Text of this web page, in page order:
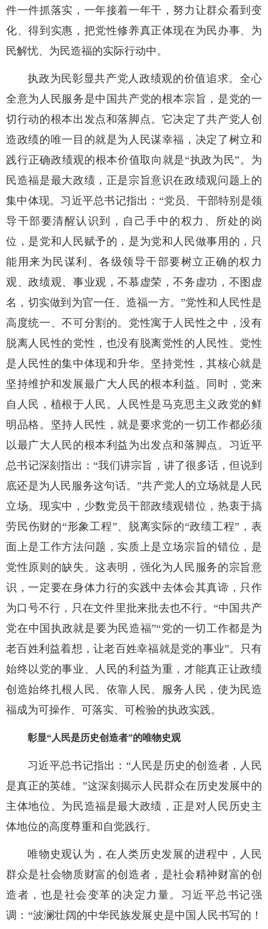
件一件抓落实，一年接着一年干，努力让群众看到变
化、得到实惠，把党性修养真正体现在为民办事、为
民解忧、为民造福的实际行动中。
执政为民彰显共产党人政绩观的价值追求。全心
全意为人民服务是中国共产党的根本宗旨，是党的一
切行动的根本出发点和落脚点。它决定了共产党人创
造政绩的唯一目的就是为人民谋幸福，决定了树立和
践行正确政绩观的根本价值取向就是“执政为民”。为
民造福是最大政绩，正是宗旨意识在政绩观问题上的
集中体现。习近平总书记指出：“党员、干部特别是领
导干部要清醒认识到，自己手中的权力、所处的岗
位，是党和人民赋予的，是为党和人民做事用的，只
能用来为民谋利。各级领导干部要树立正确的权力
观、政绩观、事业观，不慕虚荣，不务虚功，不图虚
名，切实做到为官一任、造福一方。”党性和人民性是
高度统一、不可分割的。党性寓于人民性之中，没有
脱离人民性的党性，也没有脱离党性的人民性。党性
是人民性的集中体现和升华。坚持党性，其核心就是
坚持维护和发展最广大人民的根本利益。同时，党来
自人民，植根于人民。人民性是马克思主义政党的鲜
明品格。坚持人民性，就是要求党的一切工作都必须
以最广大人民的根本利益为出发点和落脚点。习近平
总书记深刻指出：“我们讲宗旨，讲了很多话，但说到
底还是为人民服务这句话。”共产党人的立场就是人民
立场。现实中，少数党员干部政绩观错位，热衷于搞
劳民伤财的“形象工程”、脱离实际的“政绩工程”，表
面上是工作方法问题，实质上是立场宗旨的错位，是
党性原则的缺失。这表明，强化为人民服务的宗旨意
识，一定要在身体力行的实践中去体会其真谛，只作
为口号不行，只在文件里批来批去也不行。“中国共产
党在中国执政就是要为民造福”“党的一切工作都是为
老百姓利益着想，让老百姓幸福就是党的事业”。只有
始终以党的事业、人民的利益为重，才能真正让政绩
创造始终扎根人民、依靠人民、服务人民，使为民造
福成为可操作、可落实、可检验的执政实践。
彰显“人民是历史创造者”的唯物史观
习近平总书记指出：“人民是历史的创造者，人民
是真正的英雄。”这深刻揭示人民群众在历史发展中的
主体地位。为民造福是最大政绩，正是对人民历史主
体地位的高度尊重和自觉践行。
唯物史观认为，在人类历史发展的进程中，人民
群众是社会物质财富的创造者，是社会精神财富的创
造者，也是社会变革的决定力量。习近平总书记强
调：“波澜壮阔的中华民族发展史是中国人民书写的！